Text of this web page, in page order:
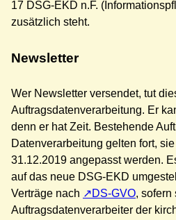
17 DSG-EKD n.F.
zusätzlich steht.
Newsletter
Wer Newsletter versendet, tut
Auftragsdatenverarbeitung. Er
denn er hat Zeit. Bestehende
Datenverarbeitung gelten fort,
31.12.2019 angepasst werden.
auf das neue DSG-EKD
Verträge nach
DS-GVO, sofern
Auftragsdatenverarbeiter der